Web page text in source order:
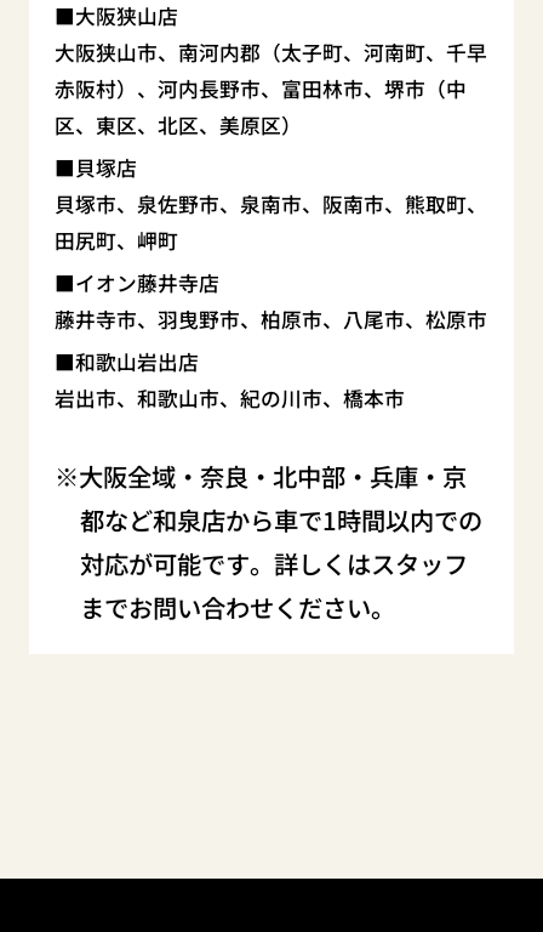
大阪狭山店
大阪狭山市、南河内郡（太子町、河南町、千早
赤阪村）、河内長野市、富田林市、堺市（中
区、東区、北区、美原区）
貝塚店
貝塚市、泉佐野市、泉南市、阪南市、熊取町、
田尻町、岬町
イオン藤井寺店
藤井寺市、羽曳野市、柏原市、八尾市、松原市
和歌山岩出店
岩出市、和歌山市、紀の川市、橋本市
大阪全域・奈良・北中部・兵庫・京
都など和泉店から車で1時間以内での
対応が可能です。詳しくはスタッフ
までお問い合わせください。